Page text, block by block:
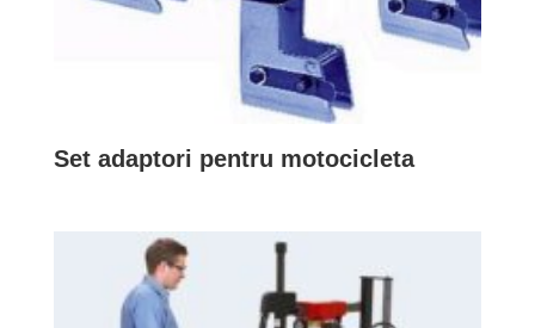
Set adaptori pentru motocicleta